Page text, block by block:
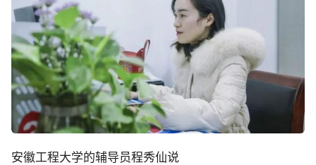
安徽工程大学的辅导员程秀仙说